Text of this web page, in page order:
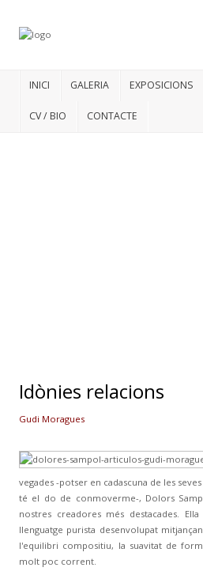
INICI GALERIA EXPOSICIONS
CV / BIO CONTACTE
Idònies relacions
Gudi Moragues
vegades -potser en cadascuna de les
té el do de conmoverme-, Dolors
nostres creadores més destacades.
llenguatge purista desenvolupat
l'equilibri compositiu, la suavitat de
molt poc corrent.